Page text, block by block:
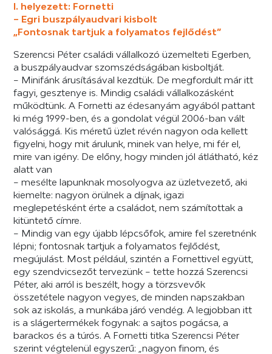
I. helyezett: Fornetti
– Egri buszpályaudvari kisbolt
„Fontosnak tartjuk a folyamatos fejlődést”
Szerencsi Péter családi vállalkozó üzemelteti Egerben,
a buszpályaudvar szomszédságában kisboltját.
– Minifánk árusításával kezdtük. De megfordult már itt
fagyi, gesztenye is. Mindig családi vállalkozásként
működtünk. A Fornetti az édesanyám agyából pattant
ki még 1999-ben, és a gondolat végül 2006-ban vált
valósággá. Kis méretű üzlet révén nagyon oda kellett
figyelni, hogy mit árulunk, minek van helye, mi fér el,
mire van igény. De előny, hogy minden jól átlátható, kéz
alatt van
– mesélte lapunknak mosolyogva az üzletvezető, aki
kiemelte: nagyon örülnek a díjnak, igazi
meglepetésként érte a családot, nem számítottak a
kitüntető címre.
– Mindig van egy újabb lépcsőfok, amire fel szeretnénk
lépni; fontosnak tartjuk a folyamatos fejlődést,
megújulást. Most például, szintén a Fornettivel együtt,
egy szendvicsezőt tervezünk – tette hozzá Szerencsi
Péter, aki arról is beszélt, hogy a törzsvevők
összetétele nagyon vegyes, de minden napszakban
sok az iskolás, a munkába járó vendég. A legjobban itt
is a slágertermékek fogynak: a sajtos pogácsa, a
barackos és a túrós. A Fornetti titka Szerencsi Péter
szerint végtelenül egyszerű: „nagyon finom, és